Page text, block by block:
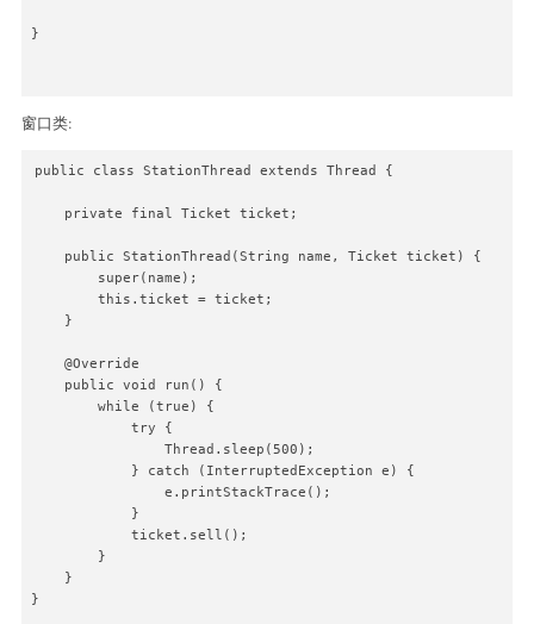
}
窗口类:
public class StationThread extends Thread {
    private final Ticket ticket;
    public StationThread(String name, Ticket ticket) {
        super(name);
        this.ticket = ticket;
    }
    @Override
    public void run() {
        while (true) {
            try {
                Thread.sleep(500);
            } catch (InterruptedException e) {
                e.printStackTrace();
            }
            ticket.sell();
        }
    }
}